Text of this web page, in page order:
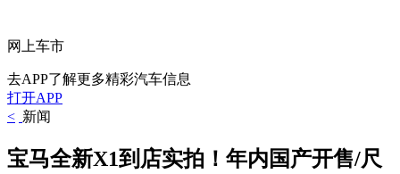
网上车市
去APP了解更多精彩汽车信息
打开APP
< 新闻
宝马全新X1到店实拍！年内国产开售/尺